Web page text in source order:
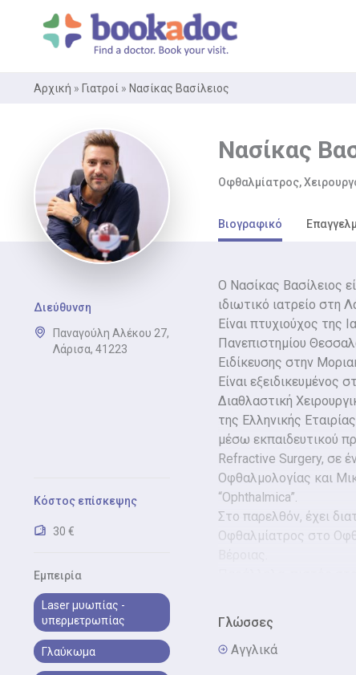
περιεχόμενο
Αρχική » Γιατροί » Νασίκας Βασίλειος
Νασίκας
Οφθαλμίατρος,
Διεύθυνση
Παναγούλη Αλέκου 27,
Λάρισα, 41223
Κόστος επίσκεψης
30 €
Εμπειρία
Laser μυωπίας -
υπερμετρωπίας
Γλαύκωμα
Βιογραφικό
Ο Νασίκας Βασίλειος
ιδιωτικό ιατρείο στη
Είναι πτυχιούχος της
Πανεπιστημίου
Ειδίκευσης στην
Είναι εξειδικευμένος
Διαθλαστική
της Ελληνικής
μέσω εκπαιδευτικού
Refractive Surgery, σε
Οφθαλμολογίας και
“Ophthalmica”.
Στο παρελθόν, έχει
Οφθαλμίατρος στο
Παράλληλα, πιστός
εκπαίδευσης
Αλεξανδρούπολης του
«Απεικόνιση στην
Γλώσσες
Αγγλικά